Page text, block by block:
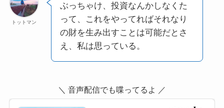
トットマン
ぶっちゃけ、投資なんかしなくた
って、これをやってればそれなり
の財を生み出すことは可能だとさ
え、私は思っている。
＼ 音声配信でも喋ってるよ ／